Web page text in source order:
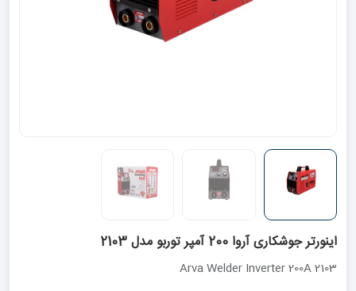
اینورتر جوشکاری آروا 200 آمپر توربو مدل 2103
Arva Welder Inverter 200A 2103